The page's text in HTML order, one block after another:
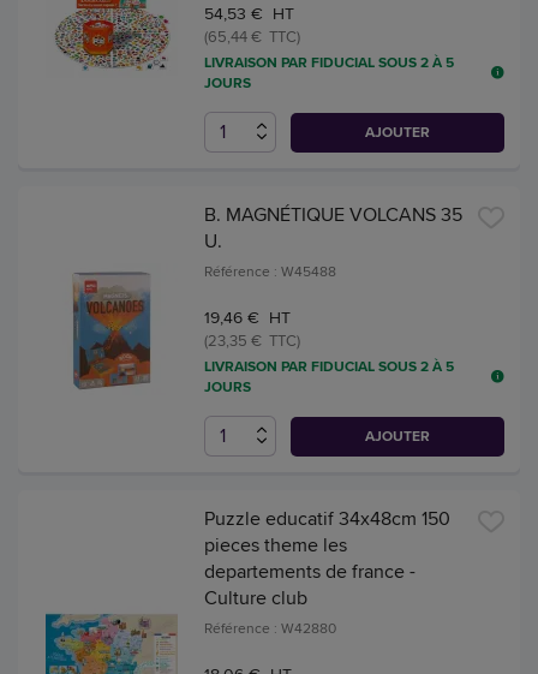
54,53 € HT
(65,44 € TTC)
LIVRAISON PAR FIDUCIAL SOUS 2 À 5
JOURS
AJOUTER
B. MAGNÉTIQUE VOLCANS 35
U.
Référence : W45488
19,46 € HT
(23,35 € TTC)
LIVRAISON PAR FIDUCIAL SOUS 2 À 5
JOURS
AJOUTER
Puzzle educatif 34x48cm 150
pieces theme les
departements de france -
Culture club
Référence : W42880